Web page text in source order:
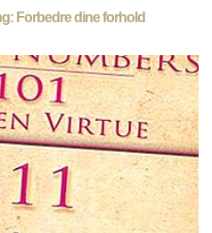
Forbedre dine forhold